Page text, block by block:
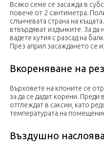
Всяко семе се засажда в
повече от 2 сантиметра.
слънчевата страна на
втвърдяват издънките. За
вадете кутия с разсад на
През април засаждането се
Вкореняване на
Върховете на клоните се
за да се дадат корени. Преди
отглеждат в саксии, като
температурата на
Въздушно